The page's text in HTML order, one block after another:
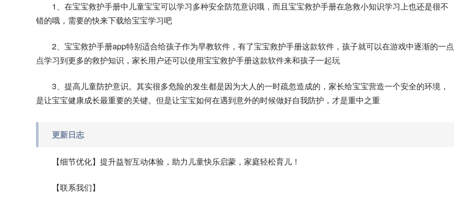
1、在宝宝救护手册中儿童宝宝可以学习多种安全防范意识哦，而且宝宝救护手册在急救小知识学习上也还是很不
错的哦，需要的快来下载给宝宝学习吧
2、宝宝救护手册app特别适合给孩子作为早教软件，有了宝宝救护手册这款软件，孩子就可以在游戏中逐渐的一点
点学习到更多的救护知识，家长用户还可以使用宝宝救护手册这款软件来和孩子一起玩
3、提高儿童防护意识。其实很多危险的发生都是因为大人的一时疏忽造成的，家长给宝宝营造一个安全的环境，
是让宝宝健康成长最重要的关键。但是让宝宝如何在遇到意外的时候做好自我防护，才是重中之重
更新日志
【细节优化】提升益智互动体验，助力儿童快乐启蒙，家庭轻松育儿！
【联系我们】